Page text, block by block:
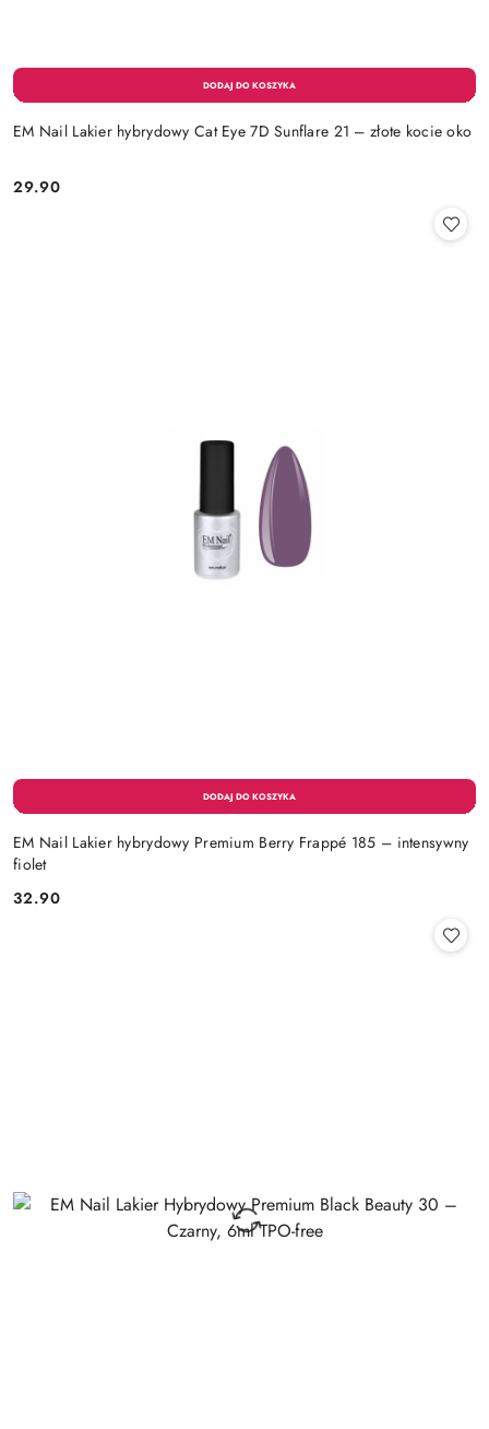
EM Nail Lakier hybrydowy Cat Eye 7D Sunflare 21 – złote kocie oko
Cena:
29.90
EM Nail Lakier hybrydowy Premium Berry Frappé 185 – intensywny
fiolet
Cena:
32.90